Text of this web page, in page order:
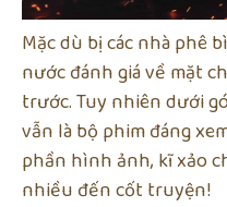
Mặc dù bị các nhà phê
nước đánh giá về mặt
trước. Tuy nhiên dưới
vẫn là bộ phim đáng
phần hình ảnh, kĩ xảo
nhiều đến cốt truyện!